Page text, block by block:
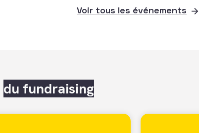
Voir tous les événements
du fundraising